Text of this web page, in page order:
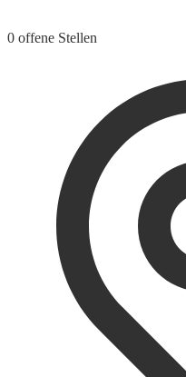
0 offene Stellen